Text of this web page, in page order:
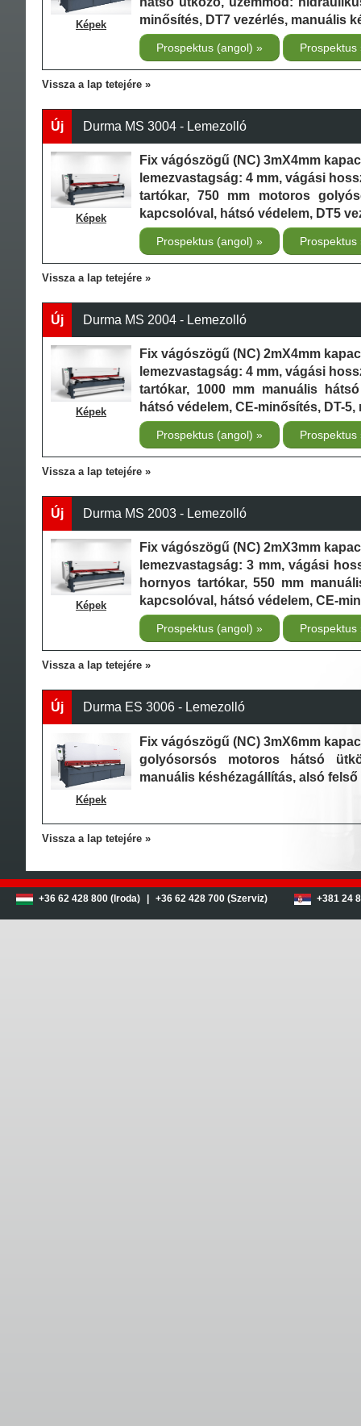
Képek
minősítés, DT7 vezérlés, manuális
Prospektus (angol) Prospektus
Vissza a lap tetejére
Új Durma MS 3004 - Lemezolló
Képek
Fix vágószögű (NC) 3mX4mm
lemezvastagság: 4 mm, vágási
tartókar, 750 mm motoros
kapcsolóval, hátsó védelem, DT5
Prospektus (angol) Prospektus
Vissza a lap tetejére
Új Durma MS 2004 - Lemezolló
Képek
Fix vágószögű (NC) 2mX4mm
lemezvastagság: 4 mm, vágási
tartókar, 1000 mm manuális
hátsó védelem, CE-minősítés, DT-
Prospektus (angol) Prospektus
Vissza a lap tetejére
Új Durma MS 2003 - Lemezolló
Képek
Fix vágószögű (NC) 2mX3mm
lemezvastagság: 3 mm, vágási
hornyos tartókar, 550 mm
kapcsolóval, hátsó védelem, CE-
Prospektus (angol) Prospektus
Vissza a lap tetejére
Új Durma ES 3006 - Lemezolló
Képek
Fix vágószögű (NC) 3mX6mm
golyósorsós motoros hátsó
manuális késhézagállítás, alsó
Vissza a lap tetejére
+36 62 428 800 (Iroda) | +36 62 428 700 (Szerviz) +381 24